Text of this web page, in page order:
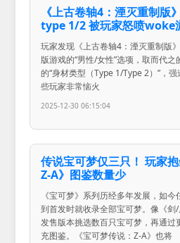
《上古卷轴4：湮灭重制版
type 1/2 被玩家怒喷woke
玩家发现《上古卷轴4：湮灭重制版
版游戏的“男性/女性”选项，取而代
的“身材类型（Type 1/Type 2）”，
些玩家非常恼火
2025-12-30 06:15:04
传说宝可梦仅三只！ 玩家
Z-A》图鉴数量少
《宝可梦》系列历经多年发展，如
到首发时就收录全部宝可梦。像《
发售版本挑选数百只宝可梦，再通过
充图鉴。《宝可梦传说：Z-A》也将